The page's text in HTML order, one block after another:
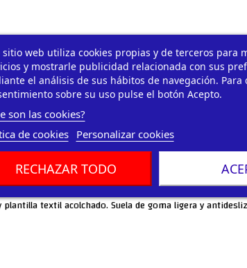
sitio web utiliza cookies propias y de terceros para
y mostrarle publicidad relacionada con sus
el análisis de sus hábitos de navegación. Para
sobre su uso pulse el botón Acepto.
son las cookies?
de cookies
Personalizar cookies
RECHAZAR TODO
textil acolchado. Suela de goma ligera y